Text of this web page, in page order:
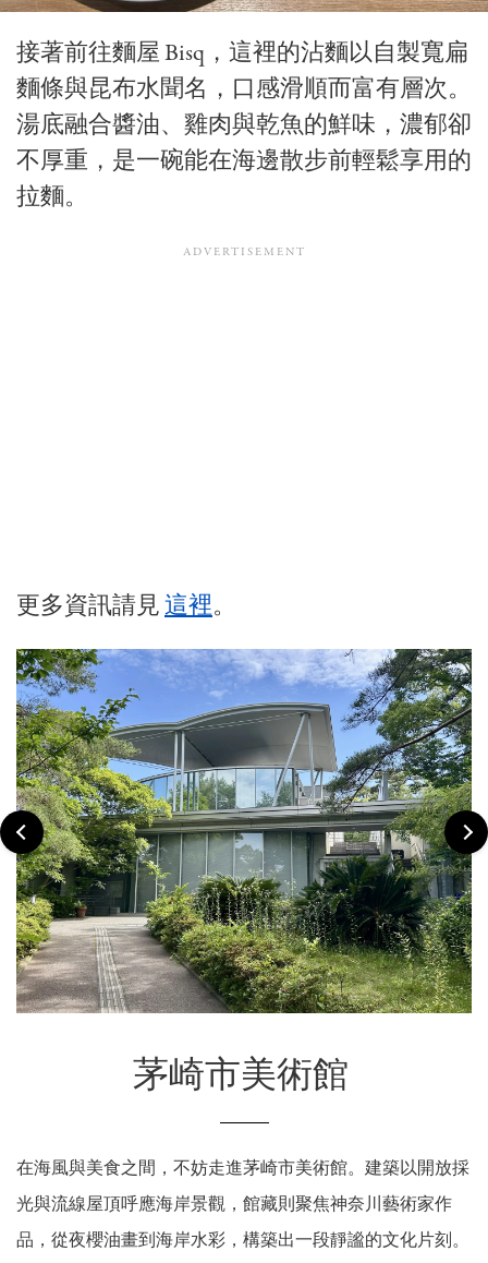
接著前往麵屋 Bisq，這裡的沾麵以自製寬扁
麵條與昆布水聞名，口感滑順而富有層次。
湯底融合醬油、雞肉與乾魚的鮮味，濃郁卻
不厚重，是一碗能在海邊散步前輕鬆享用的
拉麵。
更多資訊請見這裡。
茅崎市美術館
在海風與美食之間，不妨走進茅崎市美術館。建築以開放採
光與流線屋頂呼應海岸景觀，館藏則聚焦神奈川藝術家作
品，從夜櫻油畫到海岸水彩，構築出一段靜謐的文化片刻。